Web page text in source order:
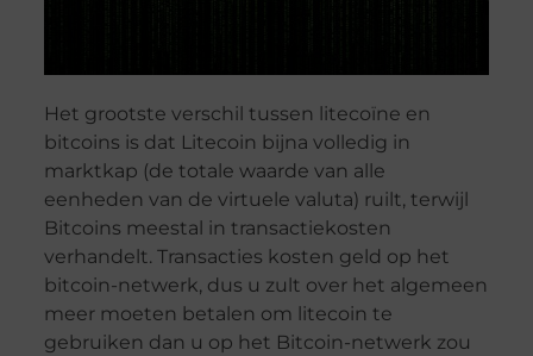
Het grootste verschil tussen litecoïne en
bitcoins is dat Litecoin bijna volledig in
marktkap (de totale waarde van alle
eenheden van de virtuele valuta) ruilt, terwijl
Bitcoins meestal in transactiekosten
verhandelt. Transacties kosten geld op het
bitcoin-netwerk, dus u zult over het algemeen
meer moeten betalen om litecoin te
gebruiken dan u op het Bitcoin-netwerk zou